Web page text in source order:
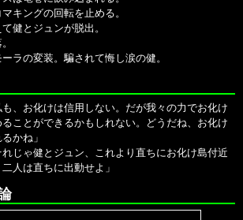
キングの回転を止める。
健とジュンが脱出。
ラの変装。騙されて悔し涙の健。
、お化けは信用しない。だが我々の力でお化け
ことができるかもしれない。どうだね、お化け
かね」
じゃ健とジュン、これより直ちにお化け島付近
人は直ちに出動せよ」